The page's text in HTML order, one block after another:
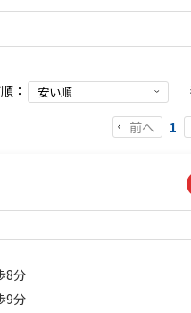
：
前へ 1
8分
9分